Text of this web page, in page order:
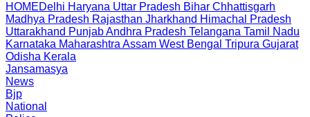
HOMEDelhi Haryana Uttar Pradesh Bihar Chhattisgarh
Madhya Pradesh Rajasthan Jharkhand Himachal Pradesh
Uttarakhand PunjabAndhra Pradesh Telangana Tamil Nadu
Karnataka Maharashtra Assam West Bengal Tripura Gujarat
Odisha Kerala
Jansamasya
News
Bjp
National